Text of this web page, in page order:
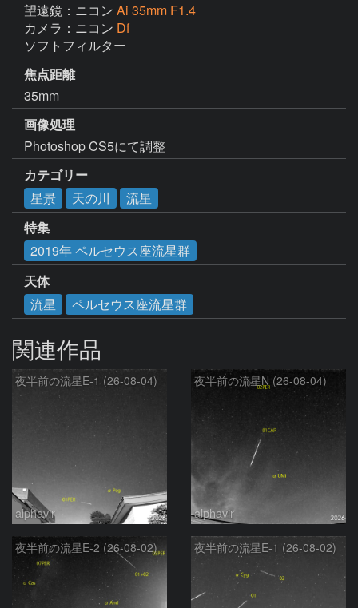
望遠鏡：ニコン Ai 35mm F1.4
カメラ：ニコン Df
ソフトフィルター
焦点距離
35mm
画像処理
Photoshop CS5にて調整
カテゴリー
星景
天の川
流星
特集
2019年 ペルセウス座流星群
天体
流星
ペルセウス座流星群
関連作品
夜半前の流星E-1 (26-08-04)
alphavir
夜半前の流星N (26-08-04)
alphavir
夜半前の流星E-2 (26-08-02) 夜半前の流星E-1 (26-08-02)